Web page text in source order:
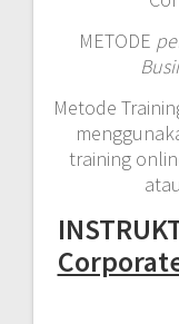
METODE
Metode
training